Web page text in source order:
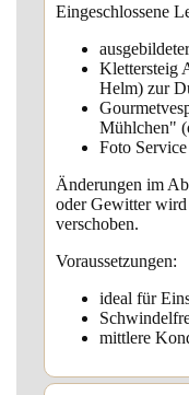
Eingeschlossene
Klettersteig
Helm) zur
Mühlchen"
Foto
Änderungen im
oder Gewitter wird
verschoben.
Voraussetzungen:
ideal für
mittlere